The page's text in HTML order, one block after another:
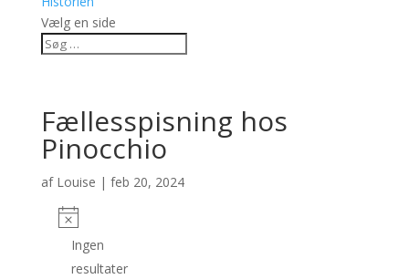
Vælg en side
Fællesspisning hos
Pinocchio
af Louise | feb 20, 2024
Ingen
resultater